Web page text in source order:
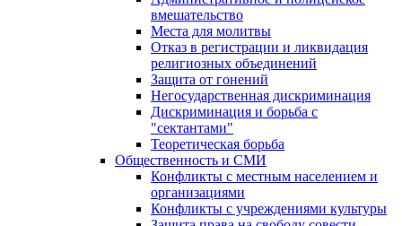
вмешательство
Места для молитвы
Отказ в регистрации и ликвидация
религиозных объединений
Защита от гонений
Негосударственная дискриминация
Дискриминация и борьба с
"сектантами"
Теоретическая борьба
Общественность и СМИ
Конфликты с местным населением и
организациями
Конфликты с учреждениями культуры